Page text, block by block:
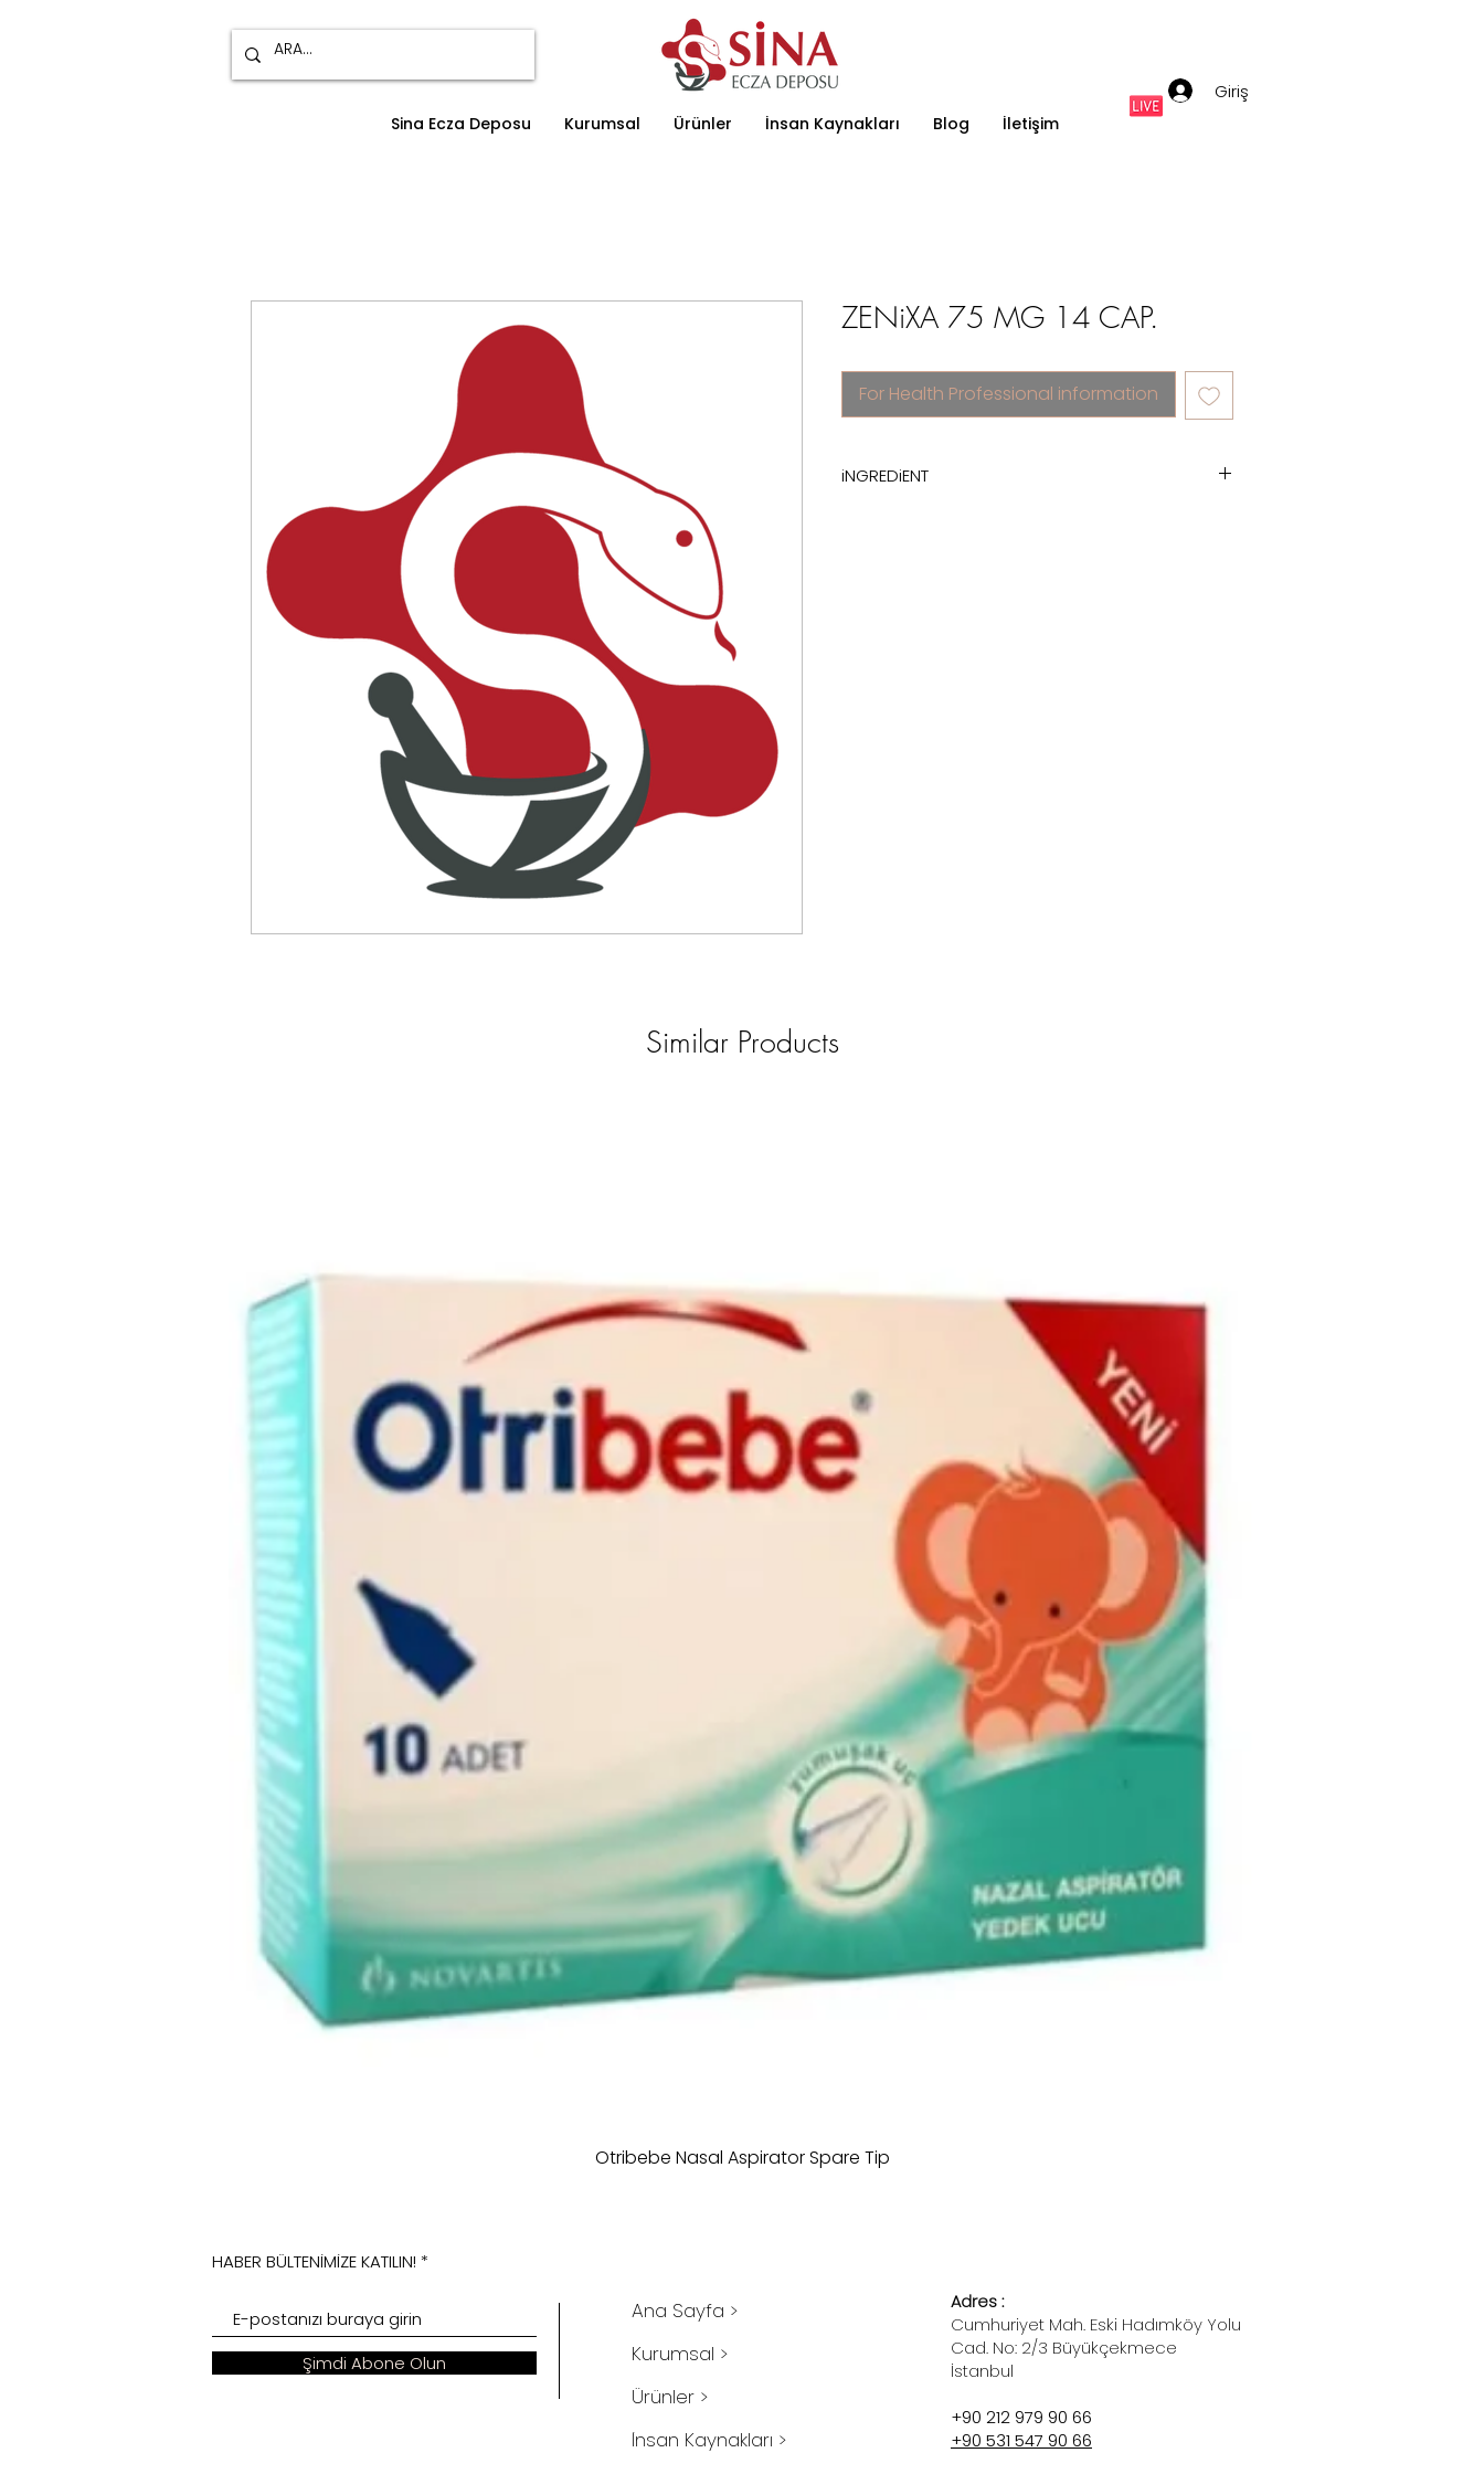
Giriş
Sina Ecza Deposu Kurumsal Ürünler İnsan Kaynakları Blog İletişim
ZENiXA 75 MG 14 CAP.
For Health Professional information
iNGREDiENT
Similar Products
Otribebe Nasal Aspirator Spare Tip
HABER BÜLTENİMİZE KATILIN!
Şimdi Abone Olun
Ana Sayfa >
Kurumsal >
Ürünler >
İnsan Kaynakları >
Adres :
Cumhuriyet Mah. Eski Hadımköy Yolu
Cad. No: 2/3 Büyükçekmece
İstanbul
+90 212 979 90 66
+90 531 547 90 66